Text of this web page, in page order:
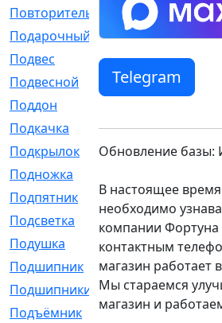
Повторитель
[86]
Подарочный
[3]
Подвес
[16]
Подвесной
[7]
Поддон
Подкачка
[5]
Подкрылок
[128]
Подножка
Подпятник
[1]
Подсветка
[1]
Подушка
[1540]
Подшипник
[1825]
Подшипники
[106]
Подъёмник
[1]
Telegram
Обновление базы:
В настоящее
необходимо
компании
контактным
магазин работает
Мы стараемся
магазин и